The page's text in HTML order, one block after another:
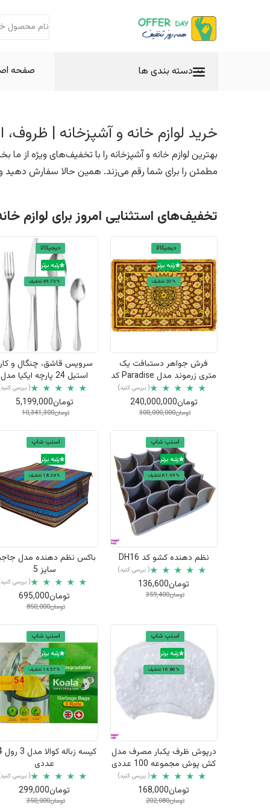
دسته بندی ها صفحه
خرید لوازم خانه و آشپزخانه | ظروف،
بهترین لوازم خانه و آشپزخانه را با تخفیف‌های ویژه از
مطمئن را برای شما رقم می‌زند. همین حالا سفارش دهید
تخفیف‌های استثنایی امروز برای لوازم
دیجیکالا
رتبه برتر
20% تخفیف
فرش جواهر دستبافت یک
متری زرموند مدل Paradise کد
1
( بررسی کنید)
تومان240,000,000
تومان300,000,000
دیجیکالا
رتبه برتر
49.73% تخفیف
نمایش سریع
سرویس قاشق، چنگال و
استیل 24 پارچه ایکیا مدل
گامان مناسب برای 6 نفر( بررسی
تومان5,199,000
تومان10,341,300
اسنپ شاپ
رتبه برتر
61.99% تخفیف
نظم دهنده کشو کد DH16
( بررسی کنید)
تومان136,600
تومان359,400
اسنپ شاپ
رتبه برتر
18.24% تخفیف
باکس نظم دهنده مدل
سایز 5
( بررسی
تومان695,000
تومان850,000
اسنپ شاپ
رتبه برتر
16.86% تخفیف
درپوش ظرف یکبار مصرف مدل
کش پوش مجموعه 100 عددی
( بررسی کنید)
تومان168,000
تومان202,080
اسنپ شاپ
رتبه برتر
14.57% تخفیف
عددی
( بررسی
تومان299,000
تومان350,000